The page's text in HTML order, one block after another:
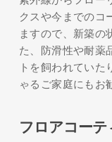
クスや今までのコ
ますので、新築の
た、防滑性や耐薬
トを飼われていた
ゃるご家庭にもお
フロアコー